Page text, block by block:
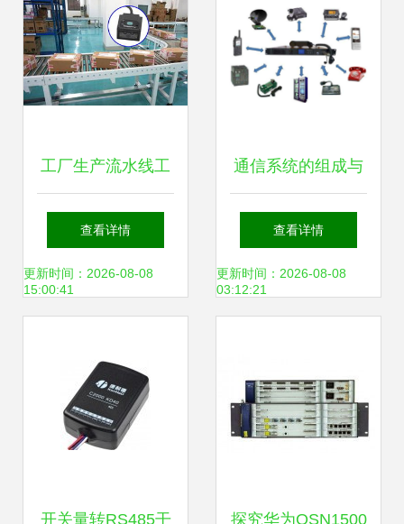
工厂生产流水线工
业读码器同时采集
多个二维码的解决
查看详情
更新时间：2026-08-08
15:00:41
通信系统的组成与
传输设备解析
查看详情
更新时间：2026-08-08
03:12:21
开关量转RS485干 探究华为OSN1500